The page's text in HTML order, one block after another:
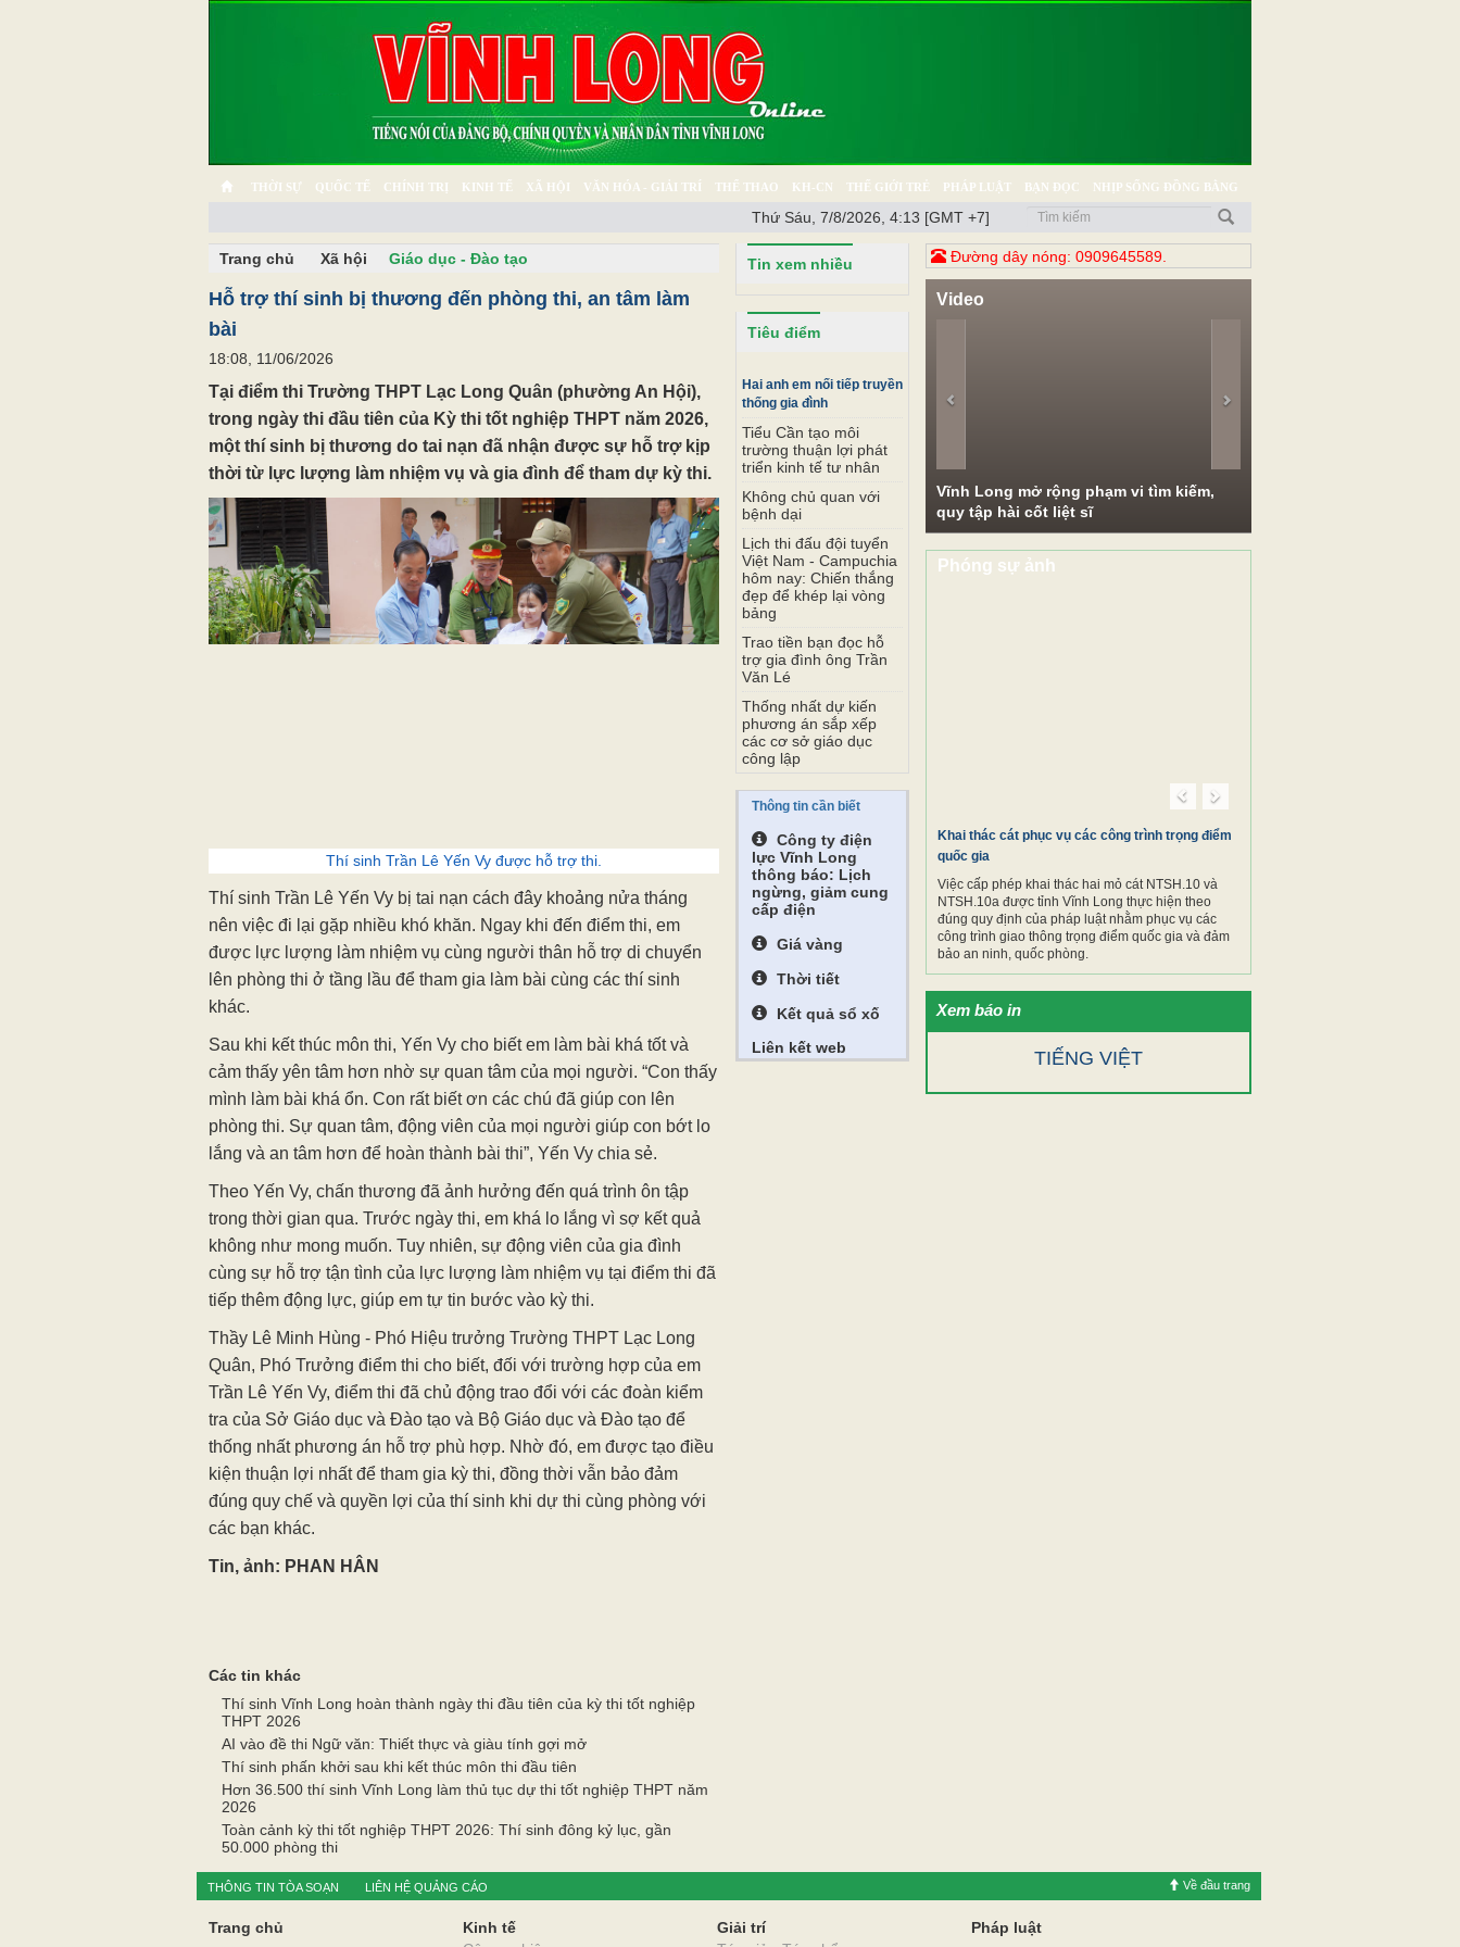
THỜI SỰ QUỐC TẾ CHÍNH TRỊ KINH TẾ XÃ HỘI VĂN HÓA - GIẢI TRÍ THỂ THAO KH-CN THẾ GIỚI TRẺ PHÁP LUẬT BẠN ĐỌC NHỊP SỐNG ĐỒNG BẰNG
Thứ Sáu, 7/8/2026, 4:13 [GMT +7]
Trang chủ Xã hội Giáo dục - Đào tạo
Hỗ trợ thí sinh bị thương đến phòng thi, an tâm làm
bài
18:08, 11/06/2026
Tại điểm thi Trường THPT Lạc Long Quân (phường An Hội),
trong ngày thi đầu tiên của Kỳ thi tốt nghiệp THPT năm 2026,
một thí sinh bị thương do tai nạn đã nhận được sự hỗ trợ kịp
thời từ lực lượng làm nhiệm vụ và gia đình để tham dự kỳ thi.
Thí sinh Trần Lê Yến Vy được hỗ trợ thi.
Thí sinh Trần Lê Yến Vy bị tai nạn cách đây khoảng nửa tháng
nên việc đi lại gặp nhiều khó khăn. Ngay khi đến điểm thi, em
được lực lượng làm nhiệm vụ cùng người thân hỗ trợ di chuyển
lên phòng thi ở tầng lầu để tham gia làm bài cùng các thí sinh
khác.
Sau khi kết thúc môn thi, Yến Vy cho biết em làm bài khá tốt và
cảm thấy yên tâm hơn nhờ sự quan tâm của mọi người. “Con thấy
mình làm bài khá ổn. Con rất biết ơn các chú đã giúp con lên
phòng thi. Sự quan tâm, động viên của mọi người giúp con bớt lo
lắng và an tâm hơn để hoàn thành bài thi”, Yến Vy chia sẻ.
Theo Yến Vy, chấn thương đã ảnh hưởng đến quá trình ôn tập
trong thời gian qua. Trước ngày thi, em khá lo lắng vì sợ kết quả
không như mong muốn. Tuy nhiên, sự động viên của gia đình
cùng sự hỗ trợ tận tình của lực lượng làm nhiệm vụ tại điểm thi đã
tiếp thêm động lực, giúp em tự tin bước vào kỳ thi.
Thầy Lê Minh Hùng - Phó Hiệu trưởng Trường THPT Lạc Long
Quân, Phó Trưởng điểm thi cho biết, đối với trường hợp của em
Trần Lê Yến Vy, điểm thi đã chủ động trao đổi với các đoàn kiểm
tra của Sở Giáo dục và Đào tạo và Bộ Giáo dục và Đào tạo để
thống nhất phương án hỗ trợ phù hợp. Nhờ đó, em được tạo điều
kiện thuận lợi nhất để tham gia kỳ thi, đồng thời vẫn bảo đảm
đúng quy chế và quyền lợi của thí sinh khi dự thi cùng phòng với
các bạn khác.
Tin, ảnh: PHAN HÂN
Các tin khác
Thí sinh Vĩnh Long hoàn thành ngày thi đầu tiên của kỳ thi tốt nghiệp
THPT 2026
AI vào đề thi Ngữ văn: Thiết thực và giàu tính gợi mở
Thí sinh phấn khởi sau khi kết thúc môn thi đầu tiên
Hơn 36.500 thí sinh Vĩnh Long làm thủ tục dự thi tốt nghiệp THPT năm
2026
Toàn cảnh kỳ thi tốt nghiệp THPT 2026: Thí sinh đông kỷ lục, gần
50.000 phòng thi
Tin xem nhiều
Tiêu điểm
Hai anh em nối tiếp truyền
thống gia đình
Tiểu Cần tạo môi
trường thuận lợi phát
triển kinh tế tư nhân
Không chủ quan với
bệnh dại
Lịch thi đấu đội tuyển
Việt Nam - Campuchia
hôm nay: Chiến thắng
đẹp để khép lại vòng
bảng
Trao tiền bạn đọc hỗ
trợ gia đình ông Trần
Văn Lé
Thống nhất dự kiến
phương án sắp xếp
các cơ sở giáo dục
công lập
Thông tin cần biết
Công ty điện
lực Vĩnh Long
thông báo: Lịch
ngừng, giảm cung
cấp điện
Giá vàng
Thời tiết
Kết quả sổ xố
Liên kết web
Đường dây nóng: 0909645589.
Video
Vĩnh Long mở rộng phạm vi tìm kiếm,
quy tập hài cốt liệt sĩ
Phóng sự ảnh
Khai thác cát phục vụ các công trình trọng điểm
quốc gia
Việc cấp phép khai thác hai mỏ cát NTSH.10 và
NTSH.10a được tỉnh Vĩnh Long thực hiện theo
đúng quy định của pháp luật nhằm phục vụ các
công trình giao thông trọng điểm quốc gia và đảm
bảo an ninh, quốc phòng.
Previous
Xem báo in
TIẾNG VIỆT
THÔNG TIN TÒA SOẠN LIÊN HỆ QUẢNG CÁO Về đầu trang
Trang chủ
Kinh tế
Giải trí
Pháp luật